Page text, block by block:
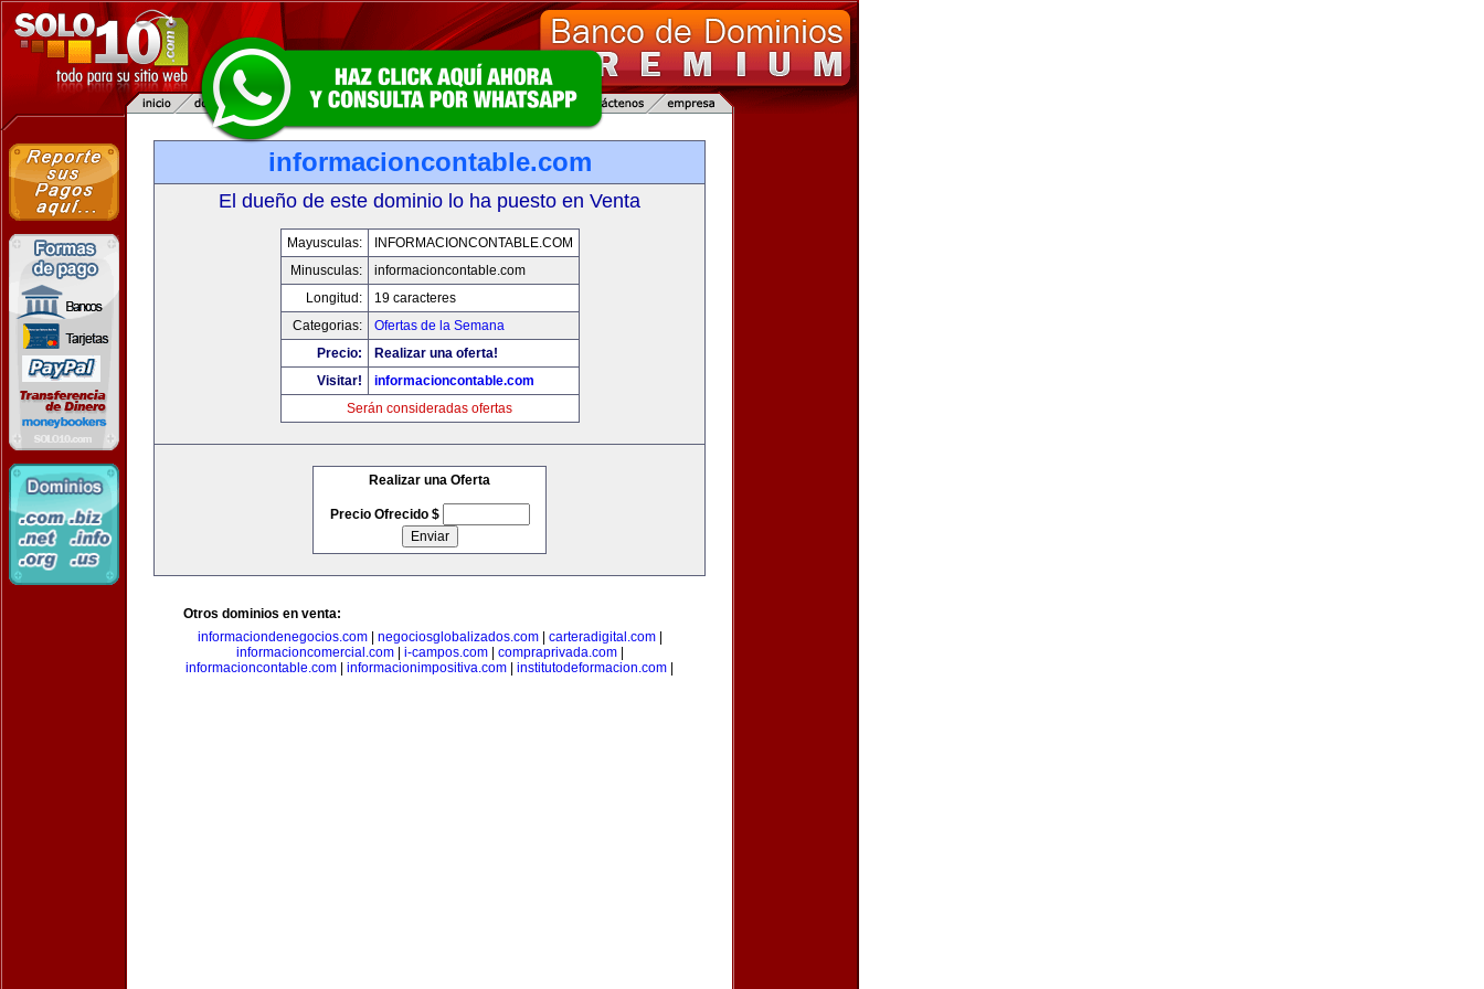
informacioncontable.com
El dueño de este dominio lo ha puesto en Venta
Mayusculas:
INFORMACIONCONTABLE.COM
Minusculas:
informacioncontable.com
Longitud:
19 caracteres
Categorias:
Ofertas de la Semana
Precio:
Realizar una oferta!
Visitar!
informacioncontable.com
Serán consideradas ofertas
Realizar una Oferta
Precio Ofrecido $
Otros dominios en venta:
informaciondenegocios.com| negociosglobalizados.com| carteradigital.com|
informacioncomercial.com| i-campos.com| compraprivada.com|
informacioncontable.com
informacionimpositiva.com institutodeformacion.com